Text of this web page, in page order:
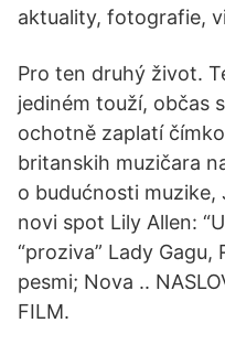
aktuality, fotografie,
Pro ten druhý život.
jediném touží, občas
ochotně zaplatí
britanskih muzičara
o budućnosti muzike,
novi spot Lily Allen:
“proziva” Lady
pesmi; Nova ..
FILM.